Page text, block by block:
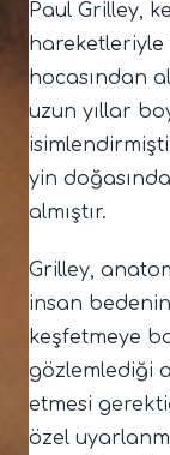
Paul Grilley,
hareketleriyle
hocasından
uzun yıllar
yin
almıştır.
Grilley,
insan
keşfetmeye
gözlemlediği
etmesi
özel